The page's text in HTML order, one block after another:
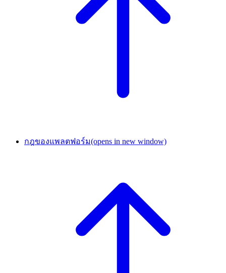
กฎของแพลตฟอร์ม(opens in new window)